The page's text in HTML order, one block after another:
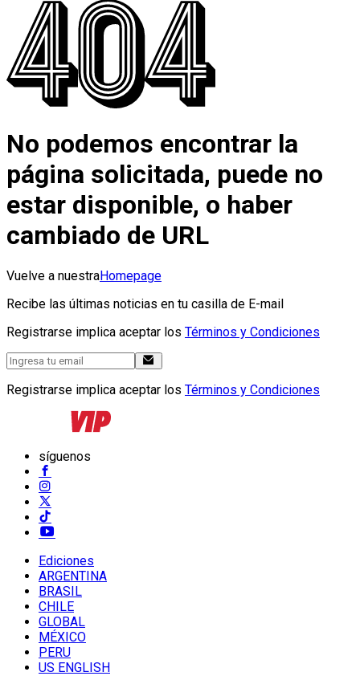
No podemos encontrar la
página solicitada, puede no
estar disponible, o haber
cambiado de URL
Vuelve a nuestraHomepage
Recibe las últimas noticias en tu casilla de E-mail
Registrarse implica aceptar los Términos y Condiciones
Registrarse implica aceptar los Términos y Condiciones
síguenos
Ediciones
ARGENTINA
BRASIL
CHILE
GLOBAL
MÉXICO
PERU
US ENGLISH